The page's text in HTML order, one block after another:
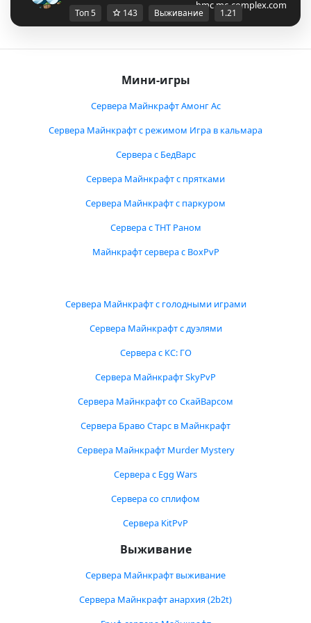
bmc.mc-complex.com
Топ 5 143 Выживание 1.21
Мини-игры
Сервера Майнкрафт Амонг Ас
Сервера Майнкрафт с режимом Игра в кальмара
Сервера с БедВарс
Сервера Майнкрафт с прятками
Сервера Майнкрафт с паркуром
Сервера с ТНТ Раном
Майнкрафт сервера с BoxPvP
Сервера Майнкрафт с голодными играми
Сервера Майнкрафт с дуэлями
Сервера с КС: ГО
Сервера Майнкрафт SkyPvP
Сервера Майнкрафт со СкайВарсом
Сервера Браво Старс в Майнкрафт
Сервера Майнкрафт Murder Mystery
Сервера с Egg Wars
Сервера со сплифом
Сервера KitPvP
Выживание
Сервера Майнкрафт выживание
Сервера Майнкрафт анархия (2b2t)